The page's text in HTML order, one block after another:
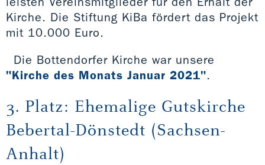
Kirche. Die Stiftung KiBa fördert das Projekt
mit 10.000 Euro.
Die Bottendorfer Kirche war unsere
"Kirche des Monats Januar 2021".
3. Platz: Ehemalige Gutskirche
Bebertal-Dönstedt (Sachsen-
Anhalt)